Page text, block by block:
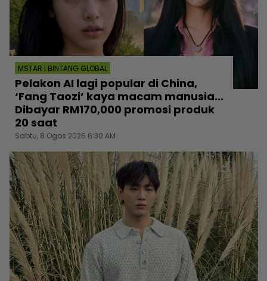
MSTAR | BINTANG GLOBAL
Pelakon AI lagi popular di China,
‘Fang Taozi’ kaya macam manusia...
Dibayar RM170,000 promosi produk
20 saat
Sabtu, 8 Ogos 2026 6:30 AM